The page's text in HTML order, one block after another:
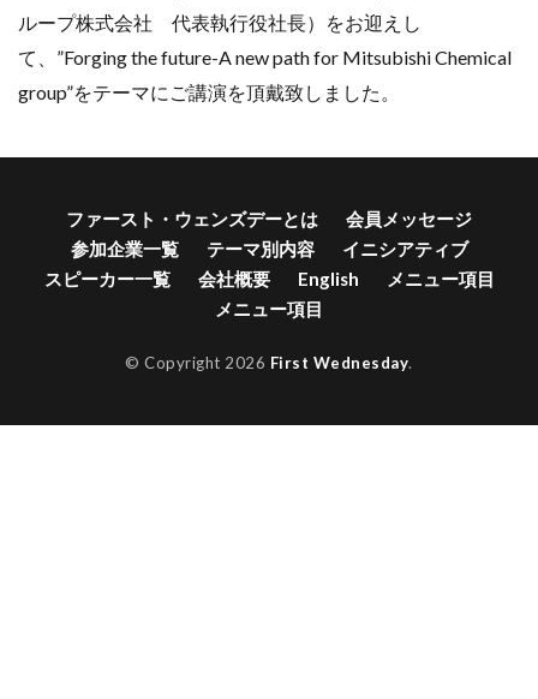
ループ株式会社 代表執行役社長）をお迎えし
て、”Forging the future-A new path for Mitsubishi Chemical
group”をテーマにご講演を頂戴致しました。
ファースト・ウェンズデーとは
会員メッセージ
参加企業一覧
テーマ別内容
イニシアティブ
スピーカー一覧
会社概要 English
メニュー項目
メニュー項目
© Copyright 2026 First Wednesday.